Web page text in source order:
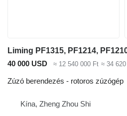
Liming PF1315, PF1214,
40 000 USD
≈ 12 540 000 Ft ≈ 34
Zúzó berendezés - rotoros zúzógép
Kína, Zheng Zhou Shi